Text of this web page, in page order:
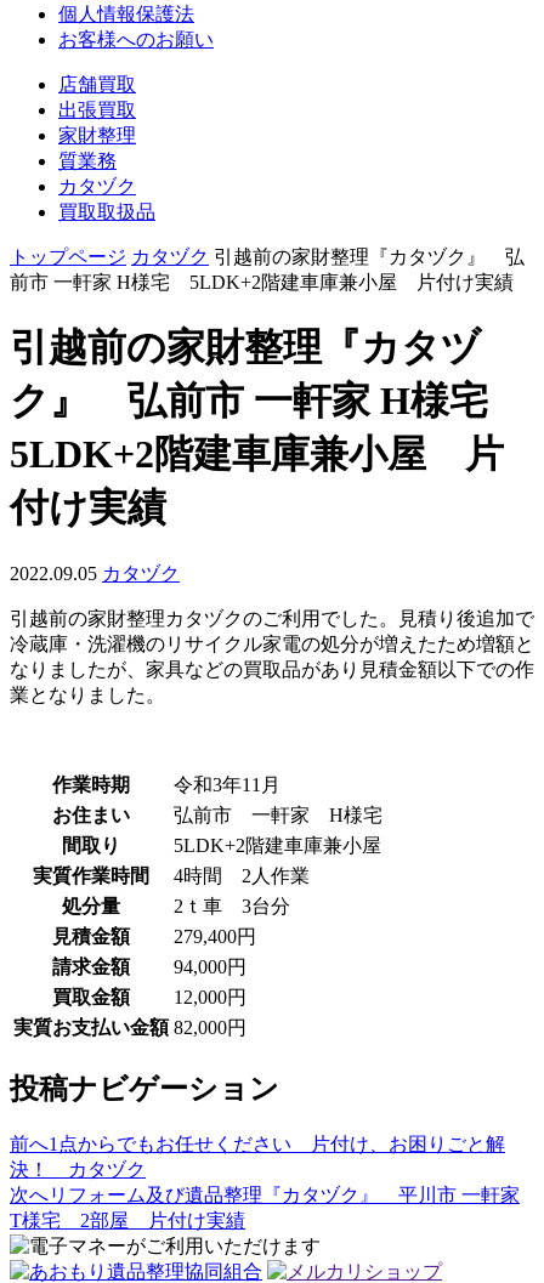
個人情報保護法
お客様へのお願い
店舗買取
出張買取
家財整理
質業務
カタヅク
買取取扱品
トップページ カタヅク 引越前の家財整理『カタヅク』 弘
前市 一軒家 H様宅 5LDK+2階建車庫兼小屋 片付け実績
引越前の家財整理『カタヅ
ク』 弘前市 一軒家 H様宅
5LDK+2階建車庫兼小屋 片
付け実績
2022.09.05 カタヅク
引越前の家財整理カタヅクのご利用でした。見積り後追加で
冷蔵庫・洗濯機のリサイクル家電の処分が増えたため増額と
なりましたが、家具などの買取品があり見積金額以下での作
業となりました。
作業時期
令和3年11月
お住まい
弘前市 一軒家 H様宅
間取り
5LDK+2階建車庫兼小屋
実質作業時間
4時間 2人作業
処分量
2ｔ車 3台分
見積金額
279,400円
請求金額
94,000円
買取金額
12,000円
実質お支払い金額 82,000円
投稿ナビゲーション
前へ1点からでもお任せください 片付け、お困りごと解
決！ カタヅク
次へリフォーム及び遺品整理『カタヅク』 平川市 一軒家
T様宅 2部屋 片付け実績